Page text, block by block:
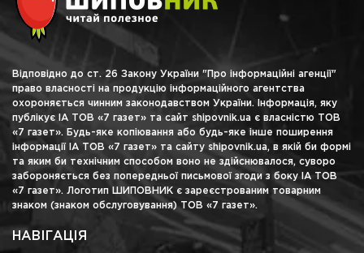
Відповідно до ст. 26 Закону України "Про інформаційні агенції"
право власності на продукцію інформаційного агентства
охороняється чинним законодавством України. Інформація, яку
публікує ІА ТОВ «7 газет» та сайт shipovnik.ua є власністю ТОВ
«7 газет». Будь-яке копіювання або будь-яке інше поширення
інформації ІА ТОВ «7 газет» та сайту shipovnik.ua, в якій би формі
та яким би технічним способом воно не здійснювалося, суворо
забороняється без попередньої письмової згоди з боку ІА ТОВ
«7 газет». Логотип ШИПОВНИК є зареєстрованим товарним
знаком (знаком обслуговування) ТОВ «7 газет».
НАВІГАЦІЯ